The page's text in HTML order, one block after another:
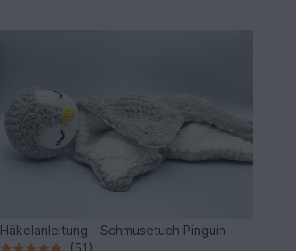
Häkelanleitung - Schmusetuch Pinguin